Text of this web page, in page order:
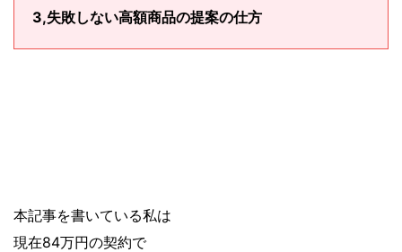
3,失敗しない高額商品の提案の仕方
本記事を書いている私は
現在84万円の契約で